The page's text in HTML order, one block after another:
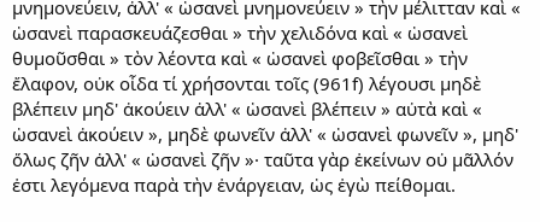
μνημονεύειν, ἀλλ' « ὡσανεὶ μνημονεύειν » τὴν μέλιτταν καὶ «
ὡσανεὶ παρασκευάζεσθαι » τὴν χελιδόνα καὶ « ὡσανεὶ
θυμοῦσθαι » τὸν λέοντα καὶ « ὡσανεὶ φοβεῖσθαι » τὴν
ἔλαφον, οὐκ οἶδα τί χρήσονται τοῖς (961f) λέγουσι μηδὲ
βλέπειν μηδ' ἀκούειν ἀλλ' « ὡσανεὶ βλέπειν » αὐτὰ καὶ «
ὡσανεὶ ἀκούειν », μηδὲ φωνεῖν ἀλλ' « ὡσανεὶ φωνεῖν », μηδ'
ὅλως ζῆν ἀλλ' « ὡσανεὶ ζῆν »· ταῦτα γὰρ ἐκείνων οὐ μᾶλλόν
ἐστι λεγόμενα παρὰ τὴν ἐνάργειαν, ὡς ἐγὼ πείθομαι.